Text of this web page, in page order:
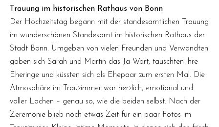
Trauung im historischen Rathaus von Bonn
Der Hochzeitstag begann mit der standesamtlichen Trauung
im wunderschönen Standesamt im historischen Rathaus der
Stadt Bonn. Umgeben von vielen Freunden und Verwandten
gaben sich Sarah und Martin das Ja-Wort, tauschten ihre
Eheringe und küssten sich als Ehepaar zum ersten Mal. Die
Atmosphäre im Trauzimmer war herzlich, emotional und
voller Lachen – genau so, wie die beiden selbst. Nach der
Zeremonie blieb noch etwas Zeit für ein paar Fotos im